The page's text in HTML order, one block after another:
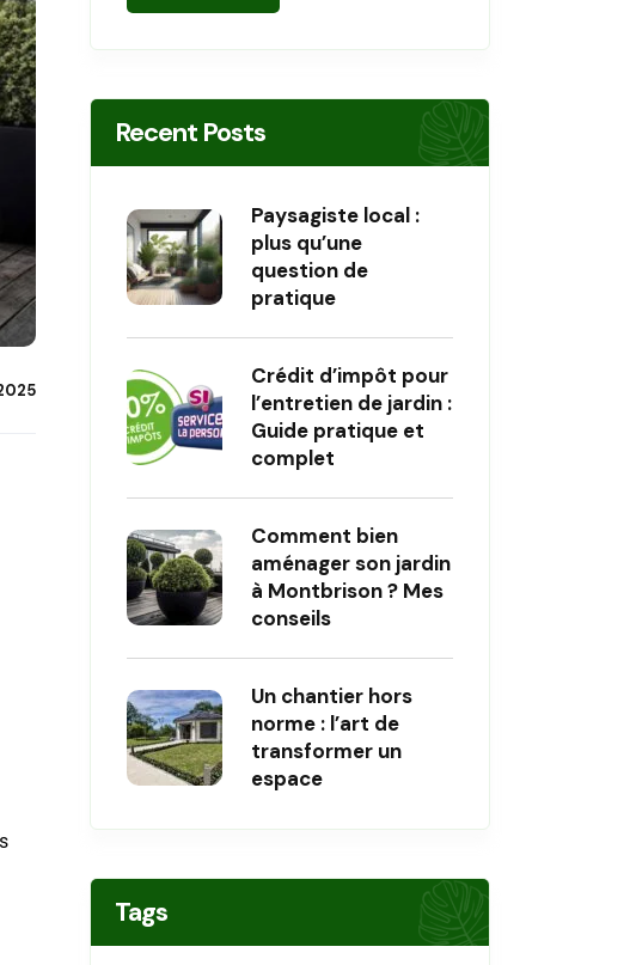
Recent Posts
Paysagiste local :
plus qu’une
question de
pratique
Crédit d’impôt pour
l’entretien de jardin :
Guide pratique et
complet
Comment bien
aménager son jardin
à Montbrison ? Mes
conseils
Un chantier hors
norme : l’art de
transformer un
espace
Tags